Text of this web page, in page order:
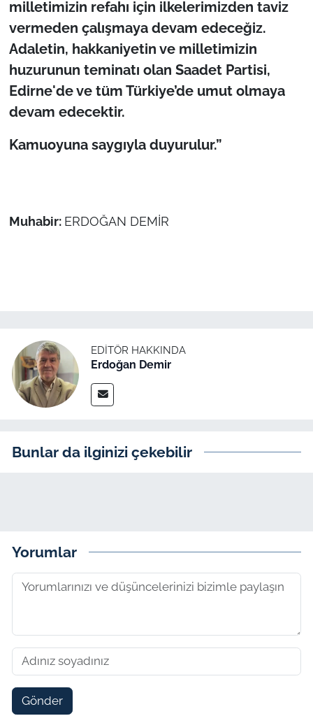
milletimizin refahı için ilkelerimizden taviz
vermeden çalışmaya devam edeceğiz.
Adaletin, hakkaniyetin ve milletimizin
huzurunun teminatı olan Saadet Partisi,
Edirne'de ve tüm Türkiye’de umut olmaya
devam edecektir.
Kamuoyuna saygıyla duyurulur.”
Muhabir: ERDOĞAN DEMİR
EDITÖR HAKKINDA
Erdoğan Demir
Bunlar da ilginizi çekebilir
Yorumlar
Gönder